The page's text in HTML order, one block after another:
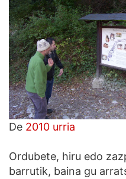
De 2010 urria
Ordubete, hiru edo
barrutik, baina gu